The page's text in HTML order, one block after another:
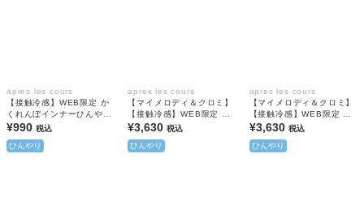
apres les cours
【接触冷感】WEB限定 か
くれんぼインナーひんやり
天竺 タンクトップ
¥990 税込
ひんやり
apres les cours
【マイメロディ＆クロミ】
【接触冷感】WEB限定 キ
ラキラプリントチュニック
¥3,630税込
ひんやり
apres les cours
【マイメロディ＆クロミ】
【接触冷感】WEB限定 キ
ラキラプリントチュニック
¥3,630 税込
ひんやり